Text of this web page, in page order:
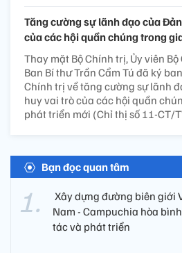
Tăng cường sự lãnh đạo của
của các hội quần chúng trong
Thay mặt Bộ Chính trị, Ủy viên
Ban Bí thư Trần Cẩm Tú đã ký
Chính trị về tăng cường sự lãnh
huy vai trò của các hội quần
phát triển mới (Chỉ thị số 11-CT/
Bạn đọc quan tâm
Xây dựng đường biên giới
Nam - Campuchia hòa
tác và phát triển